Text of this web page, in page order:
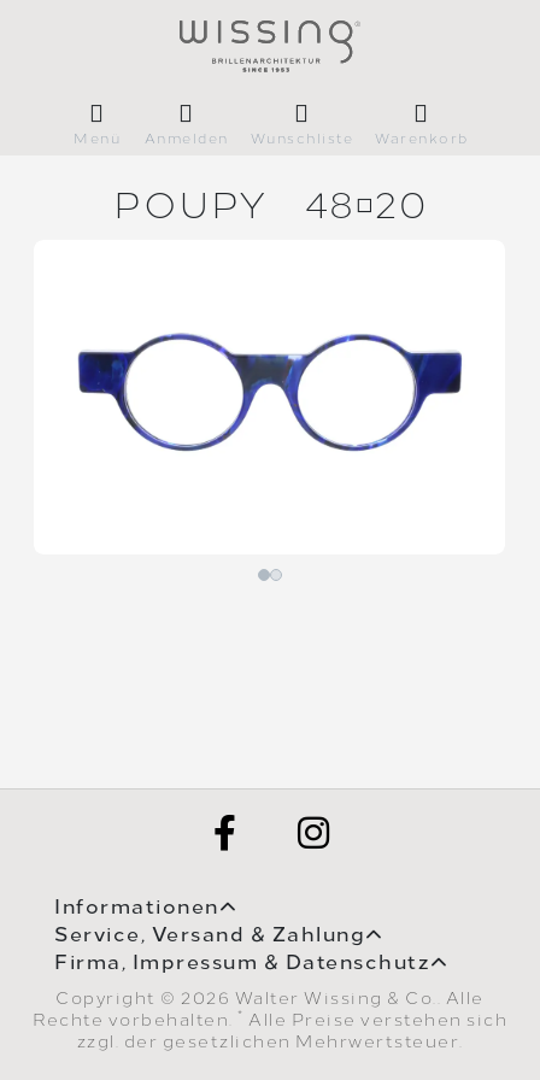
Menü Anmelden Wunschliste Warenkorb
POUPY 4820
Informationen
Service, Versand & Zahlung
Firma, Impressum & Datenschutz
Copyright © 2026 Walter Wissing & Co.. Alle
Rechte vorbehalten.
* Alle Preise verstehen sich
zzgl. der gesetzlichen Mehrwertsteuer.